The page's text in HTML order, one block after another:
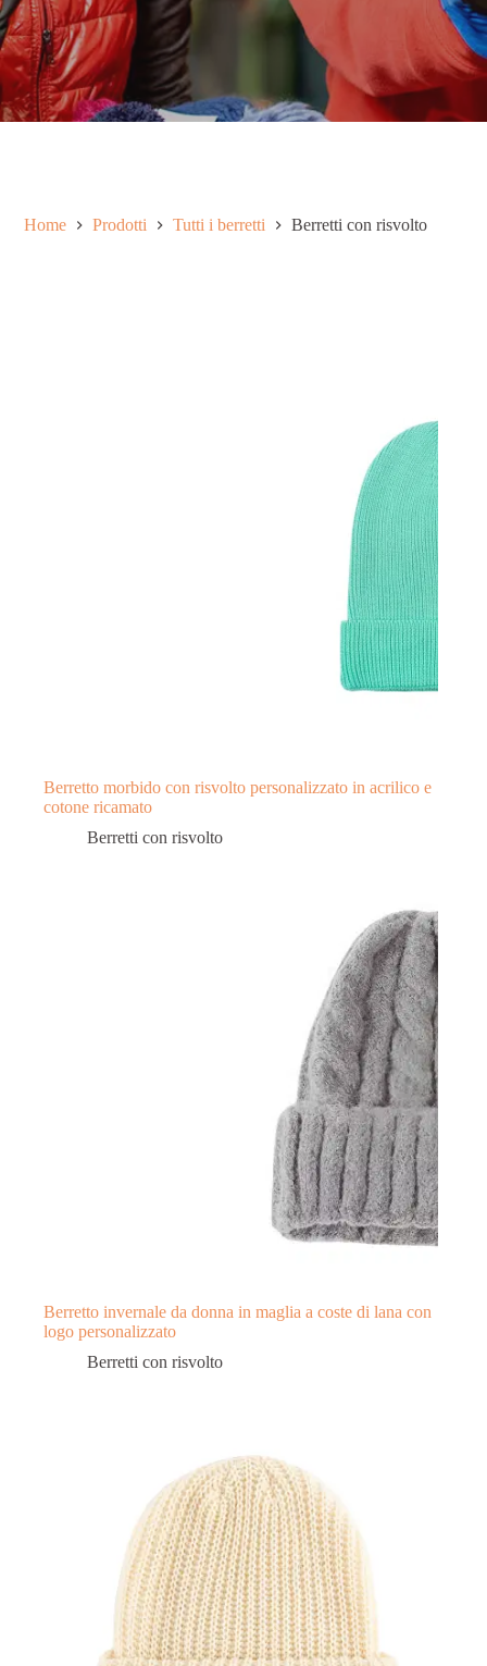
Home Prodotti Tutti i berretti Berretti con risvolto
Berretto morbido con risvolto personalizzato in acrilico e
cotone ricamato
Berretti con risvolto
Berretto invernale da donna in maglia a coste di lana con
logo personalizzato
Berretti con risvolto